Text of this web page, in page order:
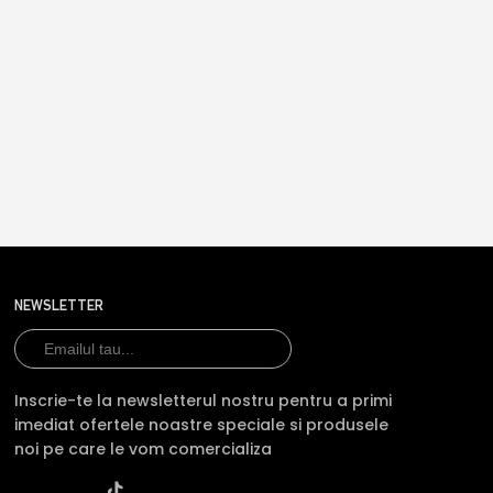
NEWSLETTER
Inscrie-te la newsletterul nostru pentru a primi
imediat ofertele noastre speciale si produsele
noi pe care le vom comercializa